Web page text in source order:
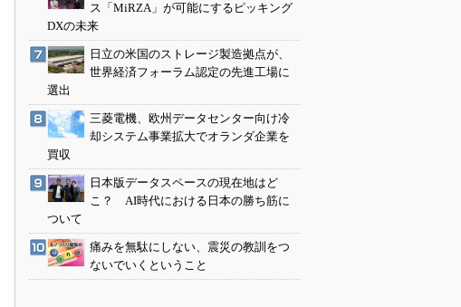
ス「MiRZA」が可能にするピッキング
DXの未来
日立の米国のストレージ製造拠点が、
世界経済フォーラム認定の先進工場に
選出
三菱電機、欧州データセンター向け冷
却システム事業拡大でオランダ企業を
買収
日本版データスペースの現在地はど
こ？ AI時代における日本の勝ち筋に
ついて
痛みを無駄にしない、震災の教訓をつ
ないでいくということ